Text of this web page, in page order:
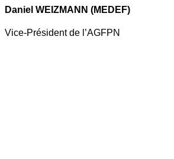
Daniel WEIZMANN (MEDEF)
Vice-Président de l’AGFPN